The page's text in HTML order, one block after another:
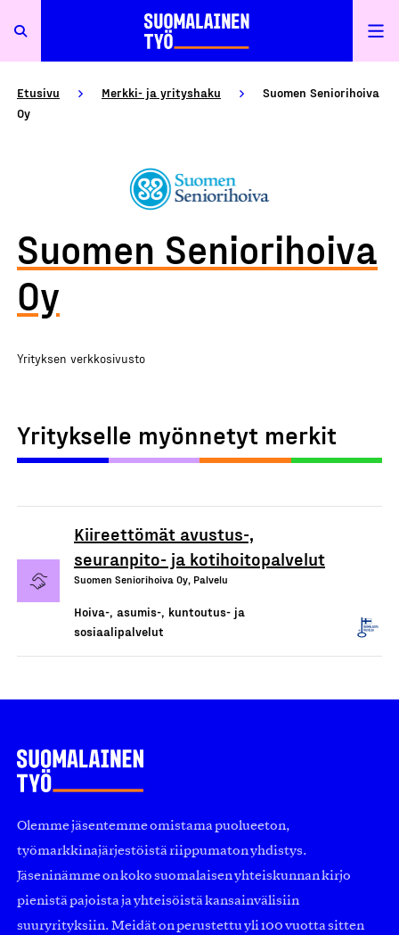
Etusivu Merkki- ja yrityshaku
Suomen Seniorihoiva
Oy
Suomen Seniorihoiva
Oy
Yrityksen verkkosivusto
Yritykselle myönnetyt merkit
Kiireettömät avustus-,
seuranpito- ja kotihoitopalvelut
Suomen Seniorihoiva Oy, Palvelu
Hoiva-, asumis-, kuntoutus- ja
sosiaalipalvelut
Olemme jäsentemme omistama puolueeton,
työmarkkinajärjestöistä riippumaton yhdistys.
Jäseninämme on koko suomalaisen yhteiskunnan kirjo
pienistä pajoista ja yhteisöistä kansainvälisiin
suuryrityksiin. Meidät on perustettu yli 100 vuotta sitten